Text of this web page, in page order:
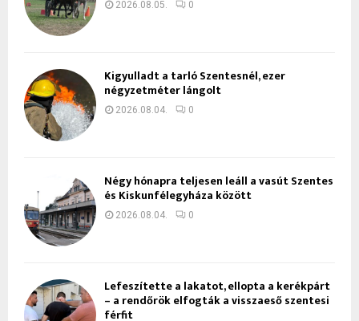
2026.08.05. 0
Kigyulladt a tarló Szentesnél, ezer
négyzetméter lángolt
2026.08.04. 0
Négy hónapra teljesen leáll a vasút Szentes
és Kiskunfélegyháza között
2026.08.04. 0
Lefeszítette a lakatot, ellopta a kerékpárt
– a rendőrök elfogták a visszaeső szentesi
férfit